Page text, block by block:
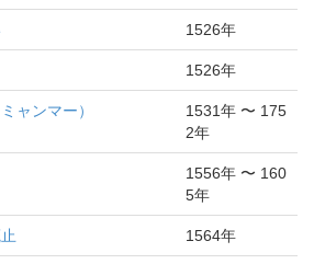
1526年
1526年
ャンマー）
1531年 〜 175
2年
1556年 〜 160
5年
1564年